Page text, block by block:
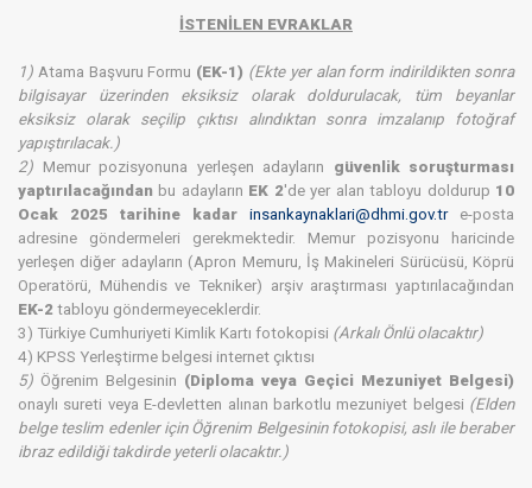
İSTENİLEN EVRAKLAR
​1) Atama Başvuru Formu (EK-1) (Ekte yer alan form indirildikten sonra
bilgisayar üzerinden eksiksiz olarak doldurulacak, tüm beyanlar
eksiksiz olarak seçilip çıktısı alındıktan sonra imzalanıp fotoğraf
yapıştırılacak.)
2) Memur pozisyonuna yerleşen adayların güvenlik soruşturması
yaptırılacağından bu adayların EK 2'de yer alan tabloyu doldurup 10
Ocak 2025 tarihine kadar
insankaynaklari@dhmi.gov.tre-posta
adresine göndermeleri gerekmektedir. Memur pozisyonu haricinde
yerleşen diğer adayların (Apron Memuru, İş Makineleri Sürücüsü, Köprü
Operatörü, Mühendis ve Tekniker) arşiv araştırması yaptırılacağından
EK-2 tabloyu göndermeyeceklerdir.
3) Türkiye Cumhuriyeti Kimlik Kartı fotokopisi (Arkalı Önlü olacaktır)
4) KPSS Yerleştirme belgesi internet çıktısı
5) Öğrenim Belgesinin (Diploma veya Geçici Mezuniyet Belgesi)
onaylı sureti veya E-devletten alınan barkotlu mezuniyet belgesi (Elden
belge teslim edenler için Öğrenim Belgesinin fotokopisi, aslı ile beraber
ibraz edildiği takdirde yeterli olacaktır.)